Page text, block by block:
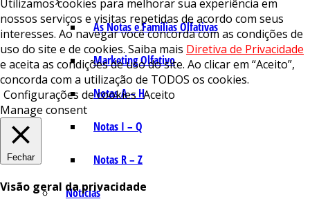
As Notas e Famílias Olfativas
Marketing Olfativo
Notas A – H
Notas I – Q
Notas R – Z
Notícias
Utilizamos cookies para melhorar sua experiência em
nossos serviços e visitas repetidas de acordo com seus
interesses. Ao navegar você concorda com as condições de
uso do site e de cookies. Saiba mais Diretiva de Privacidade
e aceita as condições de uso do site. Ao clicar em “Aceito”,
concorda com a utilização de TODOS os cookies.
Configurações de cookies Aceito
Manage consent
Fechar
Visão geral da privacidade